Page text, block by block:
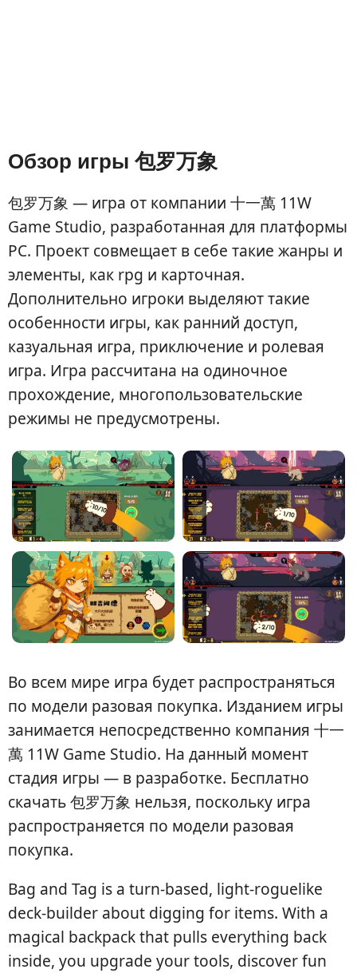
Обзор игры 包罗万象
包罗万象 — игра от компании 十一萬 11W
Game Studio, разработанная для платформы
PC. Проект совмещает в себе такие жанры и
элементы, как rpg и карточная.
Дополнительно игроки выделяют такие
особенности игры, как ранний доступ,
казуальная игра, приключение и ролевая
игра. Игра рассчитана на одиночное
прохождение, многопользовательские
режимы не предусмотрены.
Во всем мире игра будет распространяться
по модели разовая покупка. Изданием игры
занимается непосредственно компания 十一
萬 11W Game Studio. На данный момент
стадия игры — в разработке. Бесплатно
скачать 包罗万象 нельзя, поскольку игра
распространяется по модели разовая
покупка.
Bag and Tag is a turn‑based, light‑roguelike
deck‑builder about digging for items. With a
magical backpack that pulls everything back
inside, you upgrade your tools, discover fun